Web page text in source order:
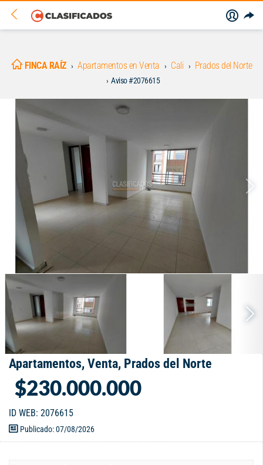
FINCA RAÍZ Apartamentos en Venta Cali Prados del Norte
Aviso #2076615
Apartamentos, Venta, Prados del Norte
$230.000.000
ID WEB: 2076615
Publicado: 07/08/2026